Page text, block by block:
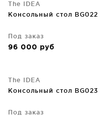
The IDEA
Консольный стол BG022
Под заказ
96 000 руб
The IDEA
Консольный стол BG023
Под заказ